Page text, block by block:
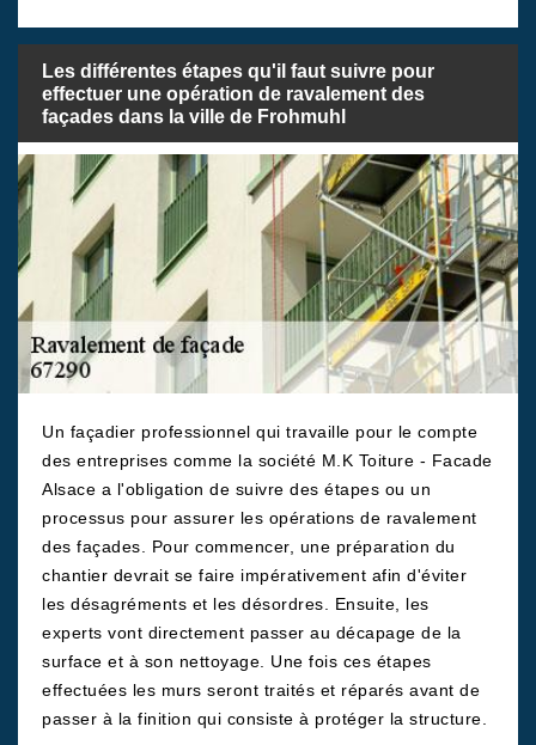
Les différentes étapes qu'il faut suivre pour
effectuer une opération de ravalement des
façades dans la ville de Frohmuhl
Un façadier professionnel qui travaille pour le compte
des entreprises comme la société M.K Toiture - Facade
Alsace a l'obligation de suivre des étapes ou un
processus pour assurer les opérations de ravalement
des façades. Pour commencer, une préparation du
chantier devrait se faire impérativement afin d'éviter
les désagréments et les désordres. Ensuite, les
experts vont directement passer au décapage de la
surface et à son nettoyage. Une fois ces étapes
effectuées les murs seront traités et réparés avant de
passer à la finition qui consiste à protéger la structure.